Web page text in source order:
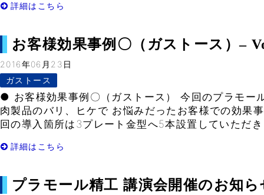
詳細はこちら
お客様効果事例〇（ガストース）–
2016年06月23日
ガストース
● お客様効果事例〇（ガストース） 今回のプラモー
肉製品のバリ、ヒケで お悩みだったお客様での効果
回の導入箇所は3プレート金型へ5本設置していた
詳細はこちら
プラモール精工 講演会開催のお知